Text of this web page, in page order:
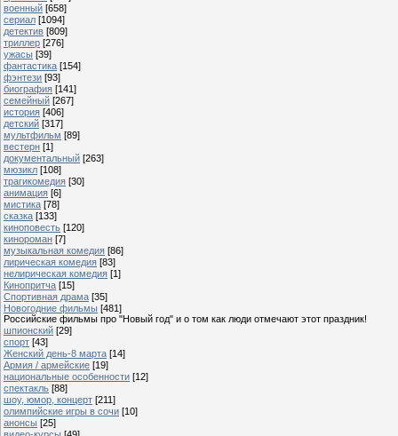
военный [658]
сериал [1094]
детектив [809]
триллер [276]
ужасы [39]
фантастика [154]
фэнтези [93]
биография [141]
семейный [267]
история [406]
детский [317]
мультфильм [89]
вестерн [1]
документальный [263]
мюзикл [108]
трагикомедия [30]
анимация [6]
мистика [78]
сказка [133]
киноповесть [120]
кинороман [7]
музыкальная комедия [86]
лирическая комедия [83]
нелирическая комедия [1]
Кинопритча [15]
Спортивная драма [35]
Новогодние фильмы [481]
Российские фильмы про "Новый год" и о том как люди отмечают этот праздник!
шпионский [29]
спорт [43]
Женский день-8 марта [14]
Армия / армейские [19]
национальные особенности [12]
спектакль [88]
шоу, юмор, концерт [211]
олимпийские игры в сочи [10]
анонсы [25]